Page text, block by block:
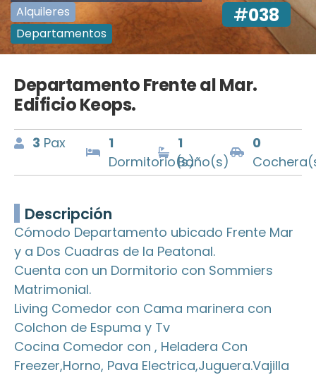
Alquileres
Departamentos
#038
Departamento Frente al Mar.
Edificio Keops.
3 Pax
1
Dormitorio(s)
1
Baño(s)
0
Descripción
Cómodo Departamento ubicado Frente Mar
y a Dos Cuadras de la Peatonal.
Cuenta con un Dormitorio con Sommiers
Matrimonial.
Living Comedor con Cama marinera con
Colchon de Espuma y Tv
Cocina Comedor con , Heladera Con
Freezer,Horno, Pava Electrica,Juguera.Vajilla